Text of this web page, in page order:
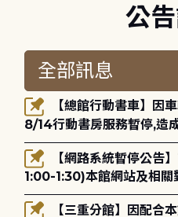
公
8/14行動書房服務暫停,造
1:00-1:30)本館網站及相關
網路升級更新將暫停服務。